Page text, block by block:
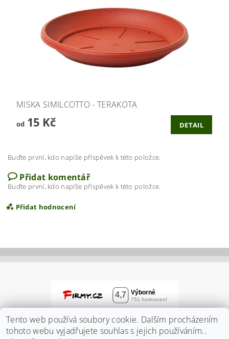
MISKA SIMILCOTTO - TERAKOTA
od15 Kč DETAIL
Buďte první, kdo napíše příspěvek k této položce.
Přidat komentář
Buďte první, kdo napíše příspěvek k této položce.
Přidat hodnocení
Tento web používá soubory cookie. Dalším procházením
tohoto webu vyjadřujete souhlas s jejich používáním..